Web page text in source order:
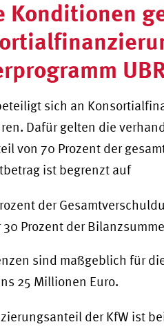
Konditionen
sich an
Dafür gelten die
von 70 Prozent der
ist begrenzt auf
der
30 Prozent der Bilanzsumme
sind maßgeblich für
25 Millionen Euro.
der KfW ist